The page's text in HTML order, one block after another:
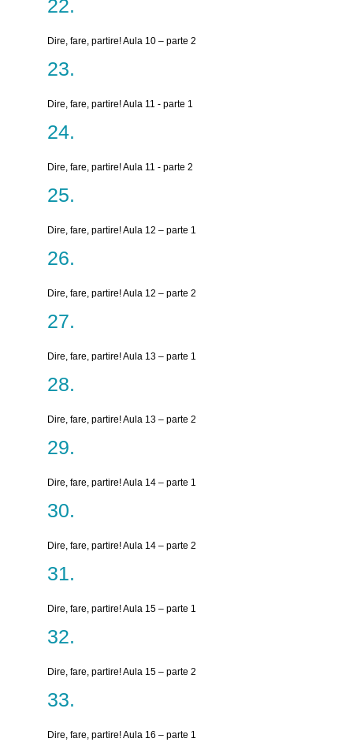
Dire, fare, partire! Aula 10 – parte 2
Dire, fare, partire! Aula 11 - parte 1
Dire, fare, partire! Aula 11 - parte 2
Dire, fare, partire! Aula 12 – parte 1
Dire, fare, partire! Aula 12 – parte 2
Dire, fare, partire! Aula 13 – parte 1
Dire, fare, partire! Aula 13 – parte 2
Dire, fare, partire! Aula 14 – parte 1
Dire, fare, partire! Aula 14 – parte 2
Dire, fare, partire! Aula 15 – parte 1
Dire, fare, partire! Aula 15 – parte 2
Dire, fare, partire! Aula 16 – parte 1